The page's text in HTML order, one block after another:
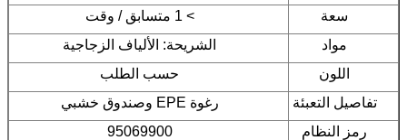
سعة
> 1 متسابق / وقت
مواد
الشريحة: الألياف الزجاجية
اللون
حسب الطلب
تفاصيل التعبئة
رغوة EPE وصندوق خشبي
رمز النظام
95069900